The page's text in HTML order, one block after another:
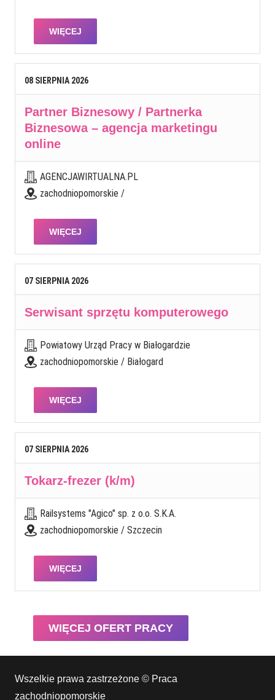
WIĘCEJ
08 SIERPNIA 2026
Partner Biznesowy / Partnerka
Biznesowa – agencja marketingu
online
AGENCJAWIRTUALNA.PL
zachodniopomorskie /
WIĘCEJ
07 SIERPNIA 2026
Serwisant sprzętu komputerowego
Powiatowy Urząd Pracy w Białogardzie
zachodniopomorskie / Białogard
WIĘCEJ
07 SIERPNIA 2026
Tokarz-frezer (k/m)
Railsystems "Agico" sp. z o.o. S.K.A.
zachodniopomorskie / Szczecin
WIĘCEJ
WIĘCEJ OFERT PRACY
Wszelkie prawa zastrzeżone © Praca
zachodniopomorskie